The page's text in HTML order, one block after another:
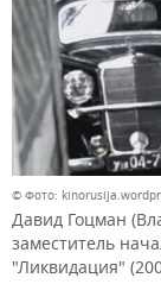
© Фото:
Давид Гоцман
заместитель
"Ликвидация"